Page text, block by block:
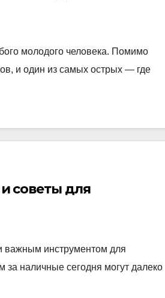
молодого человека. Помимо
и один из самых острых — где
советы для
важным инструментом для
наличные сегодня могут далеко